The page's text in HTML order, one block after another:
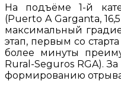
На подъёме 1-й
(Puerto A Garganta,
максимальный
этап, первым со
более минуты
Rural-Seguros RGA).
формированию